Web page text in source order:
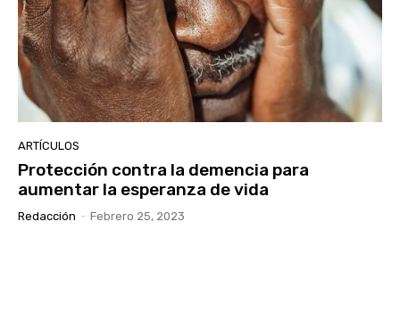
ARTÍCULOS
Protección contra la demencia para
aumentar la esperanza de vida
Redacción - Febrero 25, 2023